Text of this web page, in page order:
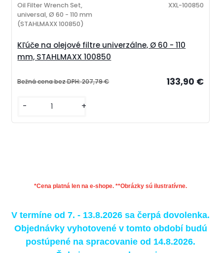
Kľúče na olejové filtre univerzálne, Ø 60 - 110
mm, STAHLMAXX 100850
Oil Filter Wrench Set,
universal, Ø 60 - 110 mm
(STAHLMAXX 100850)
XXL-100850
Bežná cena bez DPH:207,79 € 133,90 €
- +
*Cena platná len na e-shope. **Obrázky sú ilustratívne.
V termíne od 7. - 13.8.2026 sa čerpá dovolenka.
Objednávky vyhotovené v tomto období budú
postúpené na spracovanie od 14.8.2026.